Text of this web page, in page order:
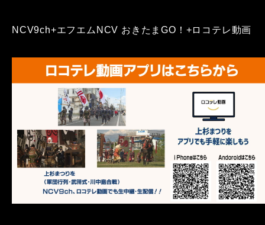
NCV9ch+エフエムNCV おきたまGO！+ロコテレ動画